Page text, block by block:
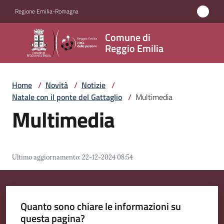
Regione Emilia-Romagna
Comune di
Reggio Emilia
Comune
di
Reggio
Emilia
Amministrazione
Menu selezionato
Vivere
Reggio
Home / Novità / Notizie /
Natale con il ponte del Gattaglio / Multimedia
Multimedia
Ultimo aggiornamento:22-12-2024 08:54
Quanto sono chiare le informazioni su
questa pagina?